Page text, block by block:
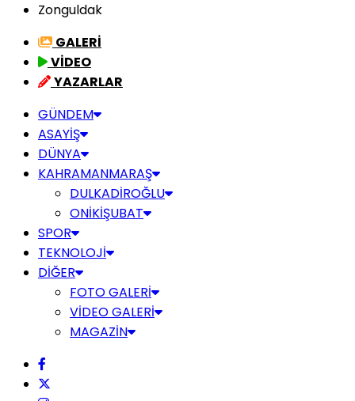
Zonguldak
GALERİ
VİDEO
YAZARLAR
GÜNDEM
ASAYİŞ
DÜNYA
KAHRAMANMARAŞ
DULKADİROĞLU
ONİKİŞUBAT
SPOR
TEKNOLOJİ
DİĞER
FOTO GALERİ
VİDEO GALERİ
MAGAZİN